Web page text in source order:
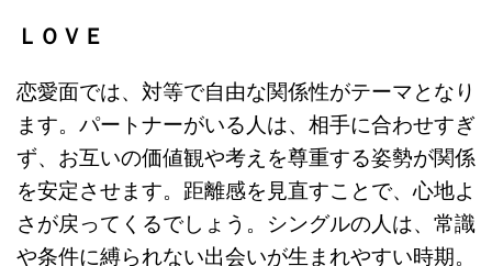
ＬＯＶＥ
恋愛面では、対等で自由な関係性がテーマとなり
ます。パートナーがいる人は、相手に合わせすぎ
ず、お互いの価値観や考えを尊重する姿勢が関係
を安定させます。距離感を見直すことで、心地よ
さが戻ってくるでしょう。 シングルの人は、常識
や条件に縛られない出会いが生まれやすい時期。